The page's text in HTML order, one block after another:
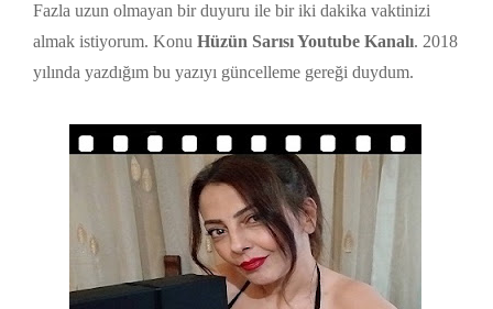
Fazla uzun olmayan bir duyuru ile bir iki dakika vaktinizi
almak istiyorum. Konu Hüzün Sarısı Youtube Kanalı. 2018
yılında yazdığım bu yazıyı güncelleme gereği duydum.